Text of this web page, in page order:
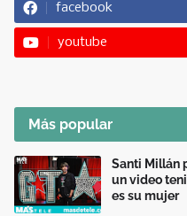
facebook
youtube
Más popular
Santi Millán
un video
es su mujer